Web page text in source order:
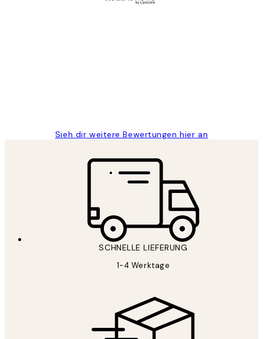
Sieh dir weitere Bewertungen hier an
SCHNELLE LIEFERUNG
1-4 Werktage